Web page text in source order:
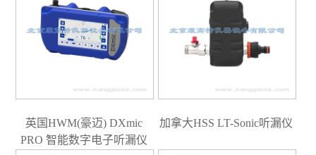
英国HWM(豪迈) DXmic
PRO 智能数字电子听漏仪
加拿大HSS LT-Sonic听漏仪